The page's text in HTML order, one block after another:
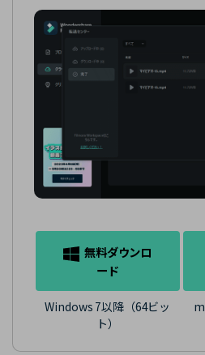
無料ダウンロ
ード
Windows 7以降（64ビッ
ト）